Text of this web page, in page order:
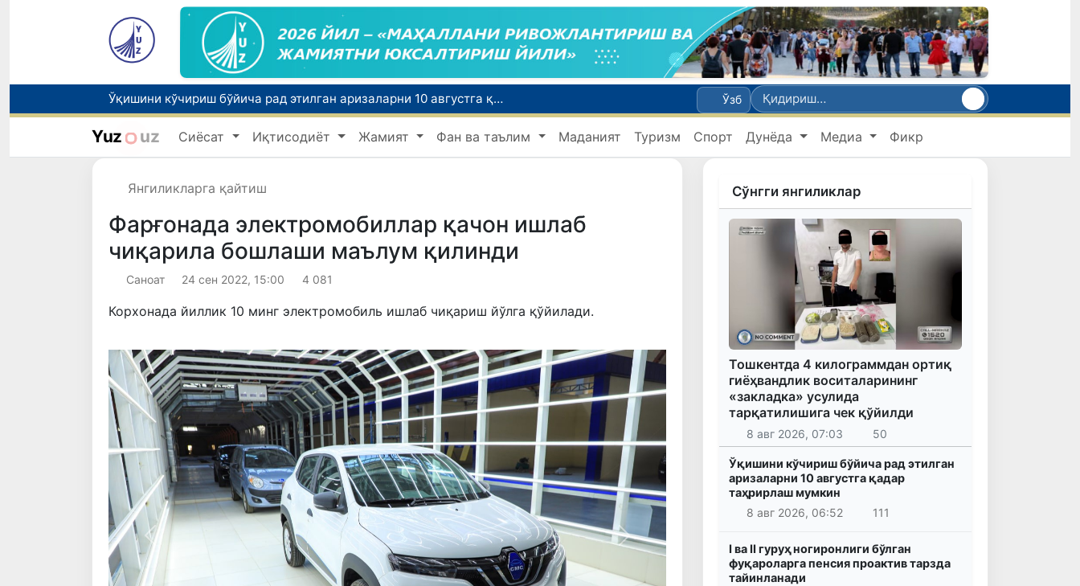
Ўқишини кўчириш бўйича рад этилган аризаларни 10 августга қадар таҳрирлаш мумкин
I ва II гуруҳ ногиронлиги бўлган фуқароларга пенсия проактив тарзда тайинланади
Бозорга чиқариладиган барча маҳсулотлар хавфсиз бўлиши шарт
Ўзб
Yuz uz Сиёсат Иқтисодиёт Жамият Фан ва таълим Маданият Туризм Спорт Дунёда Медиа Фикр
Янгиликларга қайтиш
Фарғонада электромобиллар қачон ишлаб
чиқарила бошлаши маълум қилинди
Саноат 24 сен 2022, 15:00 4 081
Корхонада йиллик 10 минг электромобиль ишлаб чиқариш йўлга қўйилади.
Олдинги Кейинги
Сўнгги янгиликлар
Тошкентда 4 килограммдан ортиқ
гиёҳвандлик воситаларининг
«закладка» усулида
тарқатилишига чек қўйилди
8 авг 2026, 07:03 50
Ўқишини кўчириш бўйича рад этилган
аризаларни 10 августга қадар
таҳрирлаш мумкин
8 авг 2026, 06:52
111
I ва II гуруҳ ногиронлиги бўлган
фуқароларга пенсия проактив тарзда
тайинланади